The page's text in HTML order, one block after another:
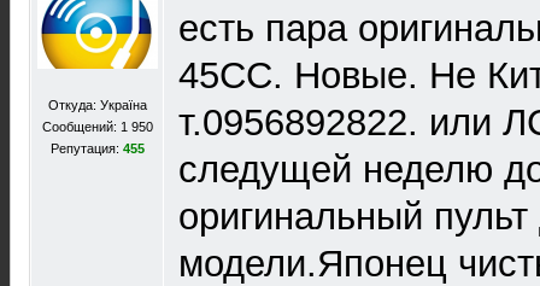
Откуда: Україна
Сообщений: 1 950
Репутация: 455
есть пара
45CC. Новые. Не
т.0956892822.
следущей неделю
оригинальный
модели.Японец